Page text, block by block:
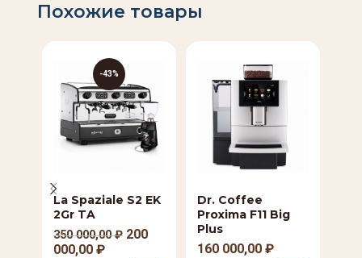
Похожие товары
-43%
La Spaziale S2 EK
2Gr TA
350 000,00₽ 200
000,00 ₽
Dr. Coffee
Proxima F11 Big
Plus
160 000,00 ₽